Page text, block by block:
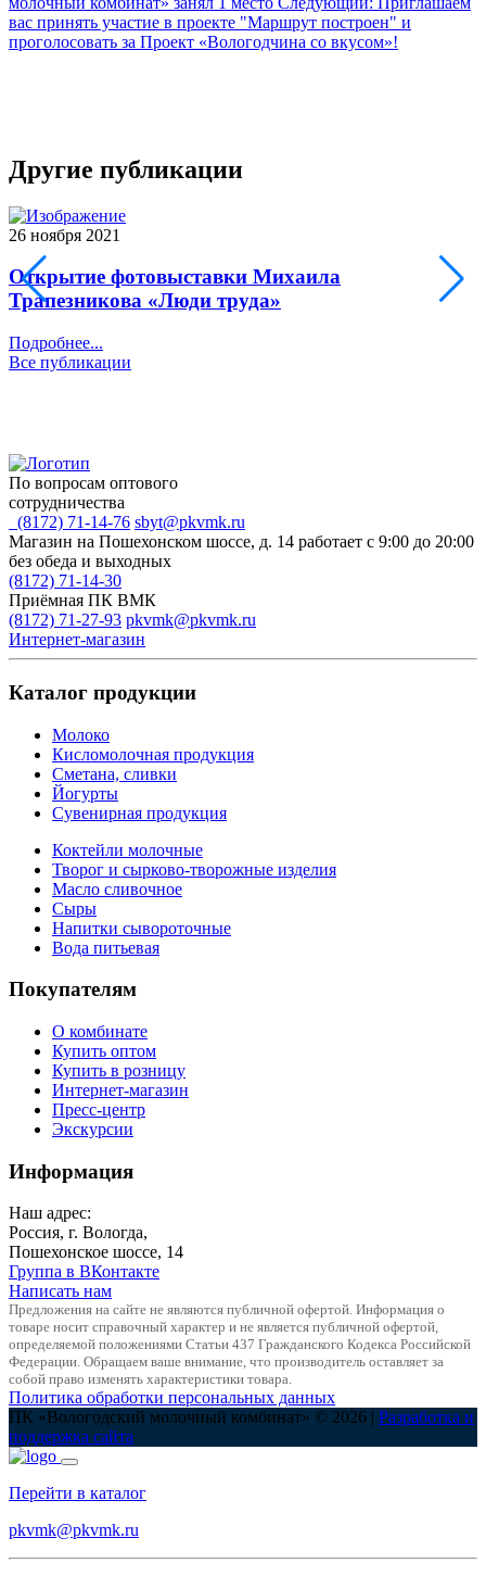
вас принять участие в проекте "Маршрут построен" и
проголосовать за Проект «Вологодчина со вкусом»!
Другие публикации
26 ноября 2021
Открытие фотовыставки Михаила
Трапезникова «Люди труда»
Подробнее...
Все публикации
По вопросам оптового
сотрудничества
(8172) 71-14-76 sbyt@pkvmk.ru
Магазин на Пошехонском шоссе, д. 14 работает с 9:00 до 20:00
без обеда и выходных
(8172) 71-14-30
Приёмная ПК ВМК
(8172) 71-27-93 pkvmk@pkvmk.ru
Интернет-магазин
Каталог продукции
Молоко
Кисломолочная продукция
Сметана, сливки
Йогурты
Сувенирная продукция
Коктейли молочные
Творог и сырково-творожные изделия
Масло сливочное
Сыры
Напитки сывороточные
Вода питьевая
Покупателям
О комбинате
Купить оптом
Купить в розницу
Интернет-магазин
Пресс-центр
Экскурсии
Информация
Наш адрес:
Россия, г. Вологда,
Пошехонское шоссе, 14
Группа в ВКонтакте
Написать нам
Предложения на сайте не являются публичной офертой. Информация о
товаре носит справочный характер и не является публичной офертой,
определяемой положениями Статьи 437 Гражданского Кодекса Российской
Федерации. Обращаем ваше внимание, что производитель оставляет за
собой право изменять характеристики товара.
Политика обработки персональных данных
ПК «Вологодский молочный комбинат» © 2026 | Разработка и
поддержка сайта
Перейти в каталог
pkvmk@pkvmk.ru